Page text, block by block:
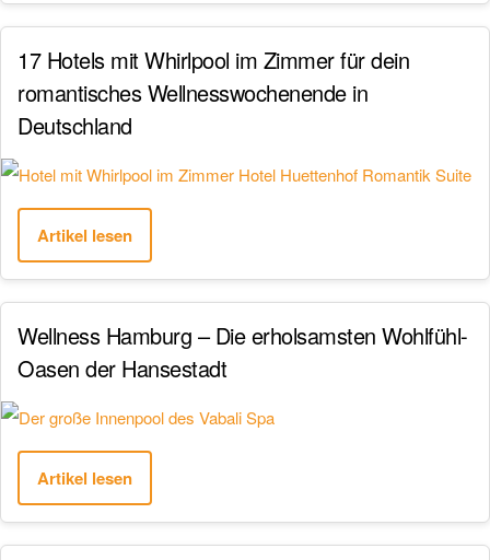
17 Hotels mit Whirlpool im Zimmer für dein
romantisches Wellnesswochenende in
Deutschland
Artikel lesen
Wellness Hamburg – Die erholsamsten Wohlfühl-
Oasen der Hansestadt
Artikel lesen